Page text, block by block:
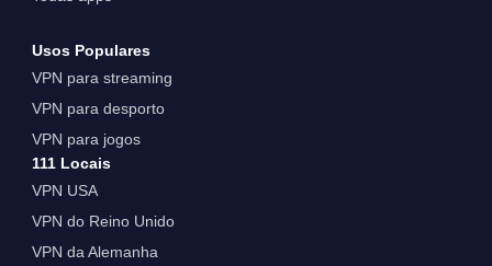
Usos Populares
VPN para streaming
VPN para desporto
VPN para jogos
111 Locais
VPN USA
VPN do Reino Unido
VPN da Alemanha